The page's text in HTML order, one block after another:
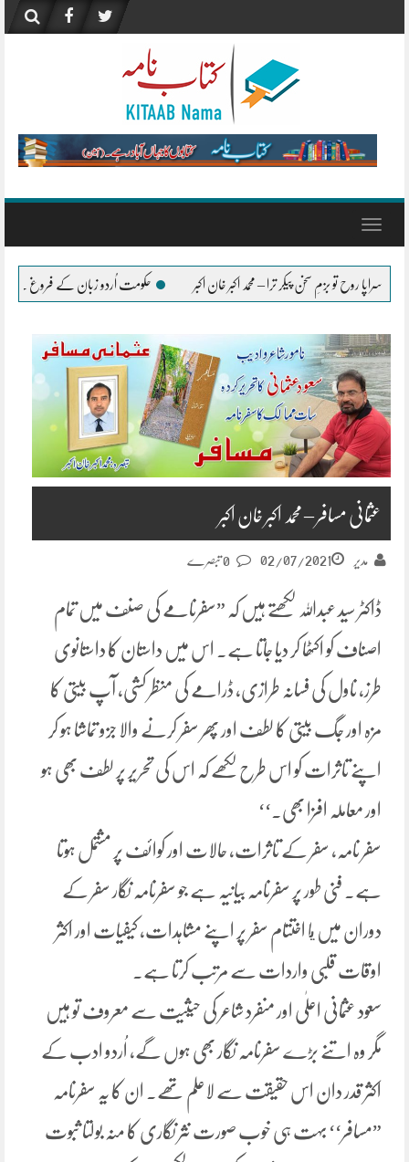
content
Toggle
ترا – محمد اکبر خان اکبر حکومت اُردو زبان کے فروغ کے لیے ہر ممکن تعاون جاری
عثمانی مسافر – محمد اکبر خان اکبر
مدیر 02/07/2021
ڈاکٹر سید عبداللہ لکھتے ہیں کہ ”سفرنامے کی صنف میں تمام
اصناف کو اکٹھا کر دیا جاتا ہے۔ اس میں داستان کا داستانوی
طرز، ناول کی فسانہ طرازی، ڈرامے کی منظر کشی، آپ بیتی کا
مزہ اور جگ بیتی کا لطف اور پھر سفر کرنے والا جزو تماشا ہو کر
اپنے تاثرات کو اس طرح لکھے کہ اس کی تحریر پر لطف بھی ہو
اور معاملہ افزا بھی.‘‘
سفر نامہ، سفر کے تاثرات، حالات اور کوائف پر مشتمل ہوتا
ہے۔ فنی طور پر سفرنامہ بیانیہ ہے جو سفرنامہ نگار سفر کے
دوران میں يا اختتام سفر پر اپنے مشاہدات، کیفیات اور اکثر
اوقات قلبی واردات سے مرتب کرتا ہے.
سعود عثمانی اعلٰی اور منفرد شاعر کی حیثیت سے معروف تو ہیں
مگر وہ اتنے بڑے سفرنامہ نگار بھی ہوں گے، اُردو ادب کے
اکثر قدر دان اس حقیقت سے لاعلم تھے. ان کا یہ سفرنامہ
”مسافر‘‘ بہت ہی خوب صورت نثر نگاری کا منہ بولتا ثبوت